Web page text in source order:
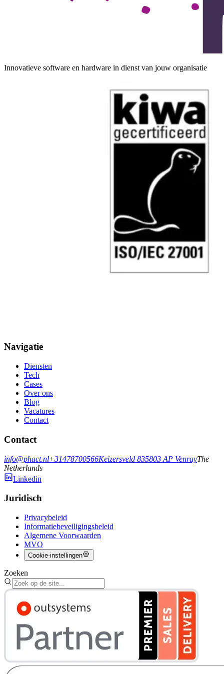
Innovatieve software en hardware in dienst van jouw organisatie
Navigatie
Diensten
Tech
Cases
Over ons
Blog
Vacatures
Contact
Contact
info@phact.nl+31478700566Keizersveld 835803 AP VenrayThe
Netherlands
Linkedin
Juridisch
Privacybeleid
Informatiebeveiligingsbeleid
Algemene Voorwaarden
MVO
Cookie-instellingen
Zoeken